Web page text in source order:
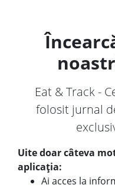
Eat & Track -
folosit jurnal
Uite doar câteva
aplicația:
Ai acces la